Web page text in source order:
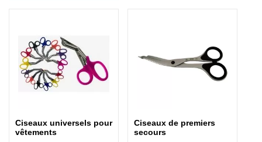
Ciseaux universels pour
vêtements
Ciseaux de premiers
secours